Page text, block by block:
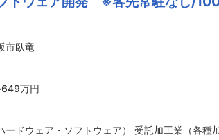
市臥竜
649万円
ードウェア・ソフトウェア） 受託加工業（各種